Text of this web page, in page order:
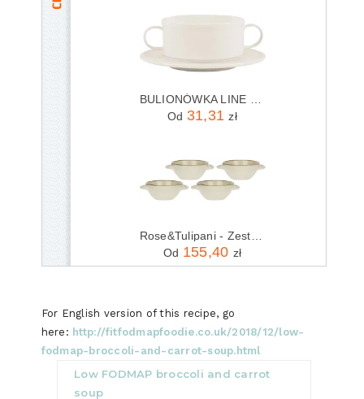
BULIONÓWKA LINE 275 ml BEZ SPODKA PORCELANA KREMOWA
Od 31,31zł
Rose&Tulipani - Zestaw 4 misek do zupy 600 ml Concerto Avorio
Od 155,40 zł
For English version of this recipe, go
here: http://fitfodmapfoodie.co.uk/2018/12/low-
fodmap-broccoli-and-carrot-soup.html
Low FODMAP broccoli and carrot
soup